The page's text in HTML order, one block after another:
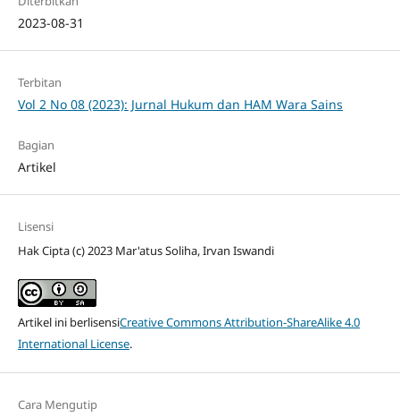
2023-08-31
Terbitan
Vol 2 No 08 (2023): Jurnal Hukum dan HAM Wara Sains
Bagian
Artikel
Lisensi
Hak Cipta (c) 2023 Mar'atus Soliha, Irvan Iswandi
Artikel ini berlisensiCreative Commons Attribution-ShareAlike 4.0
International License.
Cara Mengutip